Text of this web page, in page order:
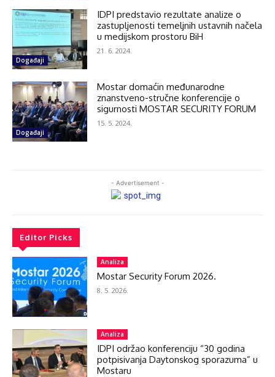
Događaji
IDPI predstavio rezultate analize o
zastupljenosti temeljnih ustavnih načela
u medijskom prostoru BiH
21. 6. 2024.
Događaji
Mostar domaćin međunarodne
znanstveno-stručne konferencije o
sigurnosti MOSTAR SECURITY FORUM
15. 5. 2024.
- Advertisement -
Editor Picks
Analiza
Mostar Security Forum 2026.
8. 5. 2026.
Analiza
IDPI održao konferenciju “30 godina
potpisivanja Daytonskog sporazuma” u
Mostaru